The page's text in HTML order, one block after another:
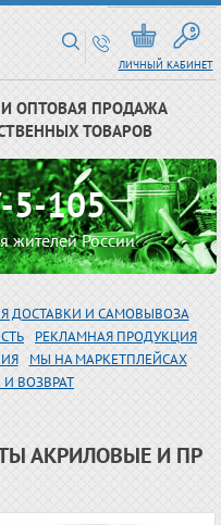
ЛИЧНЫЙ КАБИНЕТ
ОПТОВАЯ ПРОДАЖА
ТОВАРОВ
5-105
жителей России
ДОСТАВКИ И САМОВЫВОЗА
РЕКЛАМНАЯ ПРОДУКЦИЯ
МЫ НА МАРКЕТПЛЕЙСАХ
ВОЗВРАТ
АКРИЛОВЫЕ И ПР